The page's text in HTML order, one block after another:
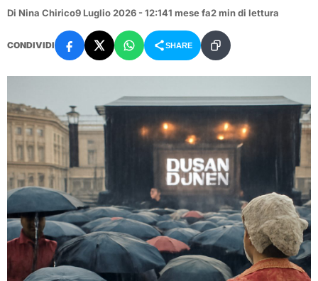
Di Nina Chirico9 Luglio 2026 - 12:141 mese fa2 min di lettura
CONDIVIDI SHARE